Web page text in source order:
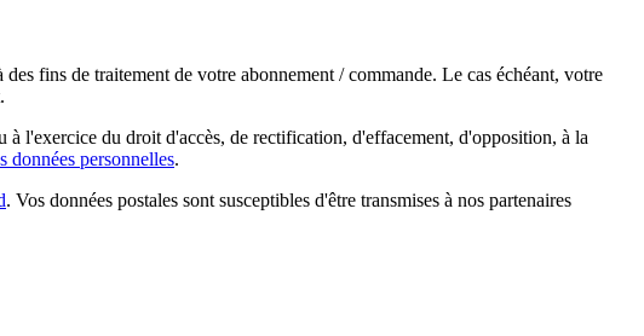
fins de traitement de votre abonnement / commande. Le cas échéant, votre
l'exercice du droit d'accès, de rectification, d'effacement, d'opposition, à la
données personnelles.
. Vos données postales sont susceptibles d'être transmises à nos partenaires